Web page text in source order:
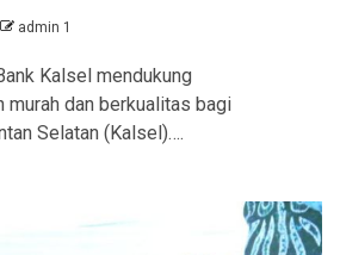
admin 1
Kalsel mendukung
murah dan berkualitas bagi
Selatan (Kalsel)….